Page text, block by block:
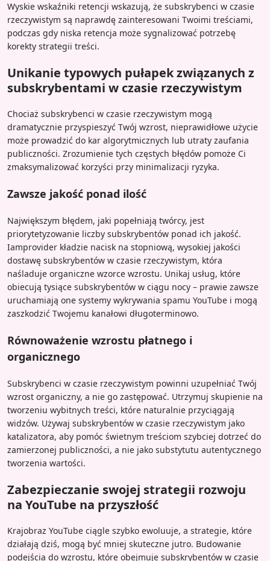
Wyskie wskaźniki retencji wskazują, że subskrybenci w czasie
rzeczywistym są naprawdę zainteresowani Twoimi treściami,
podczas gdy niska retencja może sygnalizować potrzebę
korekty strategii treści.
Unikanie typowych pułapek związanych z
subskrybentami w czasie rzeczywistym
Chociaż subskrybenci w czasie rzeczywistym mogą
dramatycznie przyspieszyć Twój wzrost, nieprawidłowe użycie
może prowadzić do kar algorytmicznych lub utraty zaufania
publiczności. Zrozumienie tych częstych błędów pomoże Ci
zmaksymalizować korzyści przy minimalizacji ryzyka.
Zawsze jakość ponad ilość
Największym błędem, jaki popełniają twórcy, jest
priorytetyzowanie liczby subskrybentów ponad ich jakość.
Iamprovider kładzie nacisk na stopniową, wysokiej jakości
dostawę subskrybentów w czasie rzeczywistym, która
naśladuje organiczne wzorce wzrostu. Unikaj usług, które
obiecują tysiące subskrybentów w ciągu nocy – prawie zawsze
uruchamiają one systemy wykrywania spamu YouTube i mogą
zaszkodzić Twojemu kanałowi długoterminowo.
Równoważenie wzrostu płatnego i
organicznego
Subskrybenci w czasie rzeczywistym powinni uzupełniać Twój
wzrost organiczny, a nie go zastępować. Utrzymuj skupienie na
tworzeniu wybitnych treści, które naturalnie przyciągają
widzów. Używaj subskrybentów w czasie rzeczywistym jako
katalizatora, aby pomóc świetnym treściom szybciej dotrzeć do
zamierzonej publiczności, a nie jako substytutu autentycznego
tworzenia wartości.
Zabezpieczanie swojej strategii rozwoju
na YouTube na przyszłość
Krajobraz YouTube ciągle szybko ewoluuje, a strategie, które
działają dziś, mogą być mniej skuteczne jutro. Budowanie
podejścia do wzrostu, które obejmuje subskrybentów w czasie